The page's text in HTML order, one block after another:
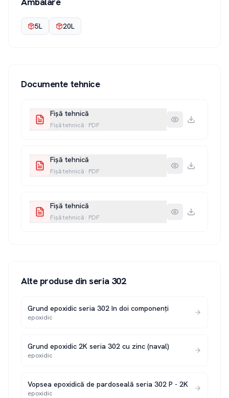
5L 20L
Documente tehnice
Fișă tehnică
Fișă tehnică · PDF
Fișă tehnică
Fișă tehnică · PDF
Fișă tehnică
Fișă tehnică · PDF
Alte produse din seria 302
Grund epoxidic seria 302 în doi componenți
epoxidic
Grund epoxidic 2K seria 302 cu zinc (naval)
epoxidic
Vopsea epoxidică de pardoseală seria 302 P - 2K
epoxidic